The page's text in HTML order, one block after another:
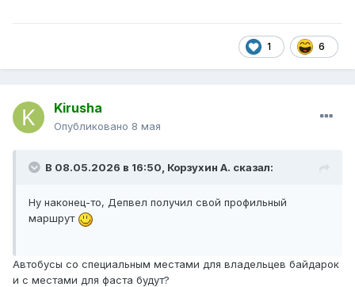
1 6
Kirusha
Опубликовано 8 мая
В 08.05.2026 в 16:50, Корзухин А. сказал:
Ну наконец-то, Депвел получил свой профильный
маршрут
Автобусы со специальным местами для владельцев байдарок
и с местами для фаста будут?